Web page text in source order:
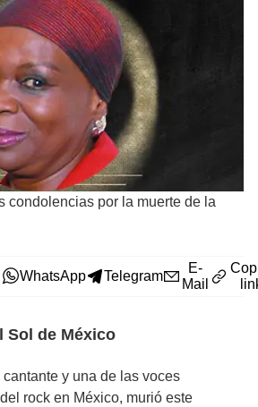
condolencias por la muerte de la
WhatsApp Telegram
E-
Mail
Sol de México
cantante y una de las voces
rock en México, murió este